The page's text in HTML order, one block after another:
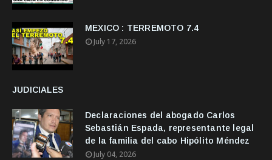
MEXICO : TERREMOTO 7.4
July 17, 2026
JUDICIALES
Declaraciones del abogado Carlos
Sebastián Espada, representante legal
de la familia del cabo Hipólito Méndez
July 04, 2026